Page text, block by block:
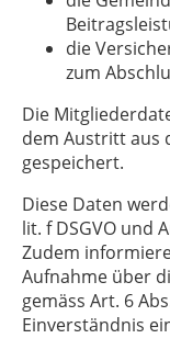
die
zum
Die
dem Austritt aus
gespeichert.
Diese Daten
lit. f DSGVO und
Zudem
Aufnahme über
gemäss Art. 6
Einverständnis